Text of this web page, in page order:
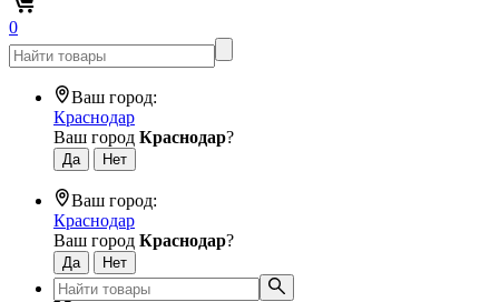
0
Ваш город:
Краснодар
Ваш город Краснодар?
Ваш город:
Краснодар
Ваш город Краснодар?